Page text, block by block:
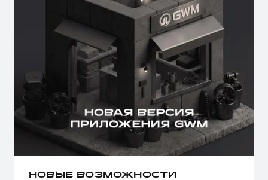
НОВЫЕ ВОЗМОЖНОСТИ